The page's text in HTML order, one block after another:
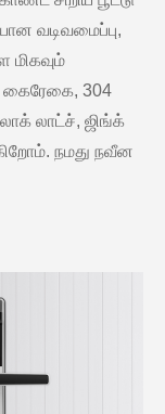
வடிவமைப்பு,
மிகவும்
304
லாட்ச், ஜிங்க்
நமது நவீன